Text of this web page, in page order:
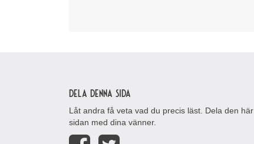
Dela denna sida
Låt andra få veta vad du precis läst. Dela den här
sidan med dina vänner.